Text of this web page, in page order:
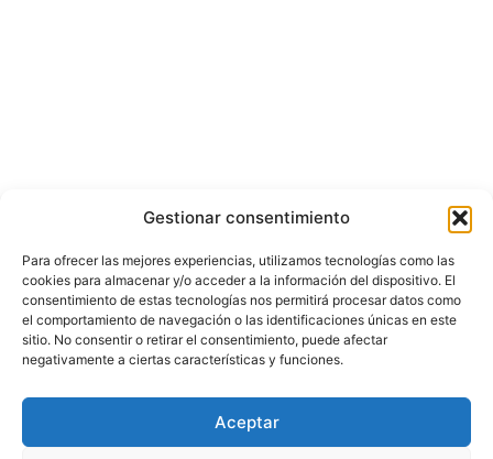
Gestionar consentimiento
Para ofrecer las mejores experiencias, utilizamos tecnologías como las
cookies para almacenar y/o acceder a la información del dispositivo. El
consentimiento de estas tecnologías nos permitirá procesar datos como
el comportamiento de navegación o las identificaciones únicas en este
sitio. No consentir o retirar el consentimiento, puede afectar
negativamente a ciertas características y funciones.
Aceptar